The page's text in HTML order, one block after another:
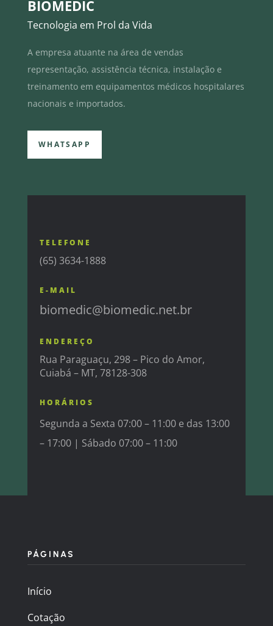
BIOMEDIC
Tecnologia em Prol da Vida
A empresa atuante na área de vendas
representação, assistência técnica, instalação e
treinamento em equipamentos médicos hospitalares
nacionais e importados.
WHATSAPP
TELEFONE
(65) 3634-1888
E-MAIL
biomedic@biomedic.net.br
ENDEREÇO
Rua Paraguaçu, 298 – Pico do Amor,
Cuiabá – MT, 78128-308
HORÁRIOS
Segunda a Sexta 07:00 – 11:00 e das 13:00
– 17:00 | Sábado 07:00 – 11:00
PÁGINAS
Início
Cotação